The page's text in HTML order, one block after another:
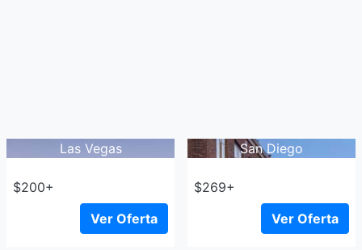
Las Vegas
$200+
Ver Oferta
San Diego
$269+
Ver Oferta